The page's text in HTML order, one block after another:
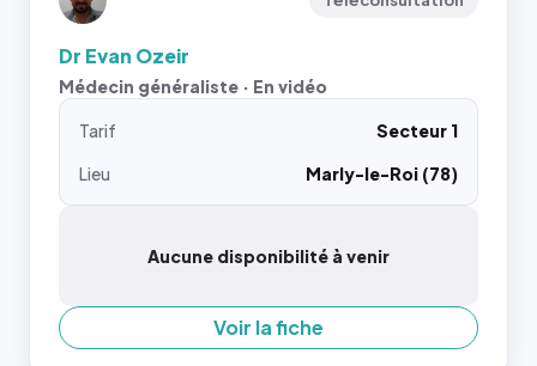
Dr Evan Ozeir
Médecin généraliste · En vidéo
Tarif
Secteur 1
Lieu
Marly-le-Roi (78)
Aucune disponibilité à venir
Voir la fiche